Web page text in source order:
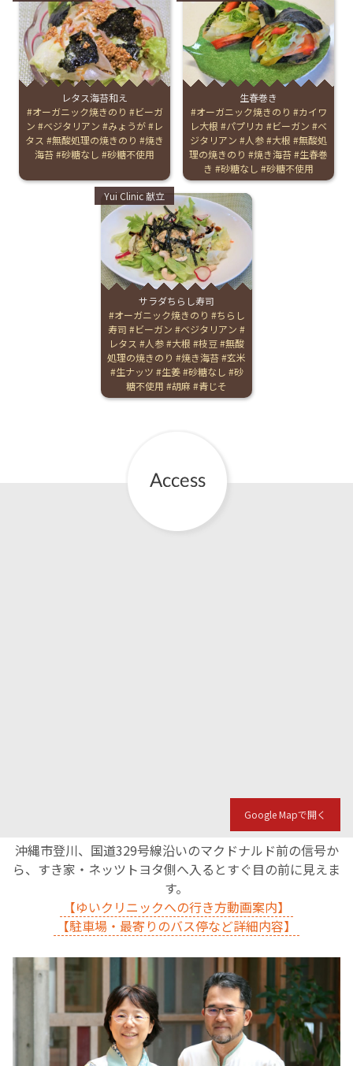
レタス海苔和え
Tags:
オーガニック焼きのり
ビーガ
ン
ベジタリアン みょうが
レ
タス
無酸処理の焼きのり
焼き
海苔 砂糖なし 砂糖不使用
生春巻き
Tags:
オーガニック焼きのり
カイワ
レ大根
パプリカ ビーガン
ベ
ジタリアン
人参 大根
無酸処
理の焼きのり
焼き海苔
生春巻
き
砂糖なし
砂糖不使用
Categories:
Yui Clinic 献立
サラダちらし寿司
Tags:
オーガニック焼きのり
ちらし
寿司
ビーガン
ベジタリアン
レタス
人参 大根 枝豆 無酸
処理の焼きのり
焼き海苔 玄米
生ナッツ
生姜 砂糖なし
砂
糖不使用
胡麻 青じそ
Google Mapで開く
沖縄市登川、国道329号線沿いのマクドナルド前の信号か
ら、すき家・ネッツトヨタ側へ入るとすぐ目の前に見えま
す。
【ゆいクリニックへの行き方動画案内】
【駐車場・最寄りのバス停など詳細内容】